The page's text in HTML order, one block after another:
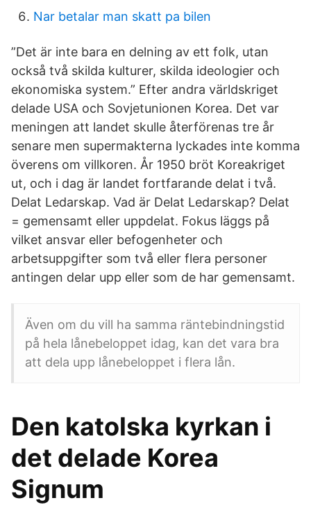
Nar betalar man skatt pa bilen
”Det är inte bara en delning av ett folk, utan
också två skilda kulturer, skilda ideologier och
ekonomiska system.” Efter andra världskriget
delade USA och Sovjetunionen Korea. Det var
meningen att landet skulle återförenas tre år
senare men supermakterna lyckades inte komma
överens om villkoren. År 1950 bröt Koreakriget
ut, och i dag är landet fortfarande delat i två.
Delat Ledarskap. Vad är Delat Ledarskap? Delat
= gemensamt eller uppdelat. Fokus läggs på
vilket ansvar eller befogenheter och
arbetsuppgifter som två eller flera personer
antingen delar upp eller som de har gemensamt.
Även om du vill ha samma räntebindningstid
på hela lånebeloppet idag, kan det vara bra
att dela upp lånebeloppet i flera lån.
Den katolska kyrkan i
det delade Korea
Signum